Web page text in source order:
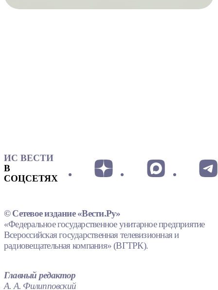
ИС ВЕСТИ
В
СОЦСЕТЯХ
© Сетевое издание «Вести.Ру»
«Федеральное государственное унитарное предприятие
Всероссийская государственная телевизионная и
радиовещательная компания» (ВГТРК).
Главный редактор
А. А. Филипповский